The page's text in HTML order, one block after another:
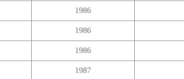
1986
1986
1986
1987